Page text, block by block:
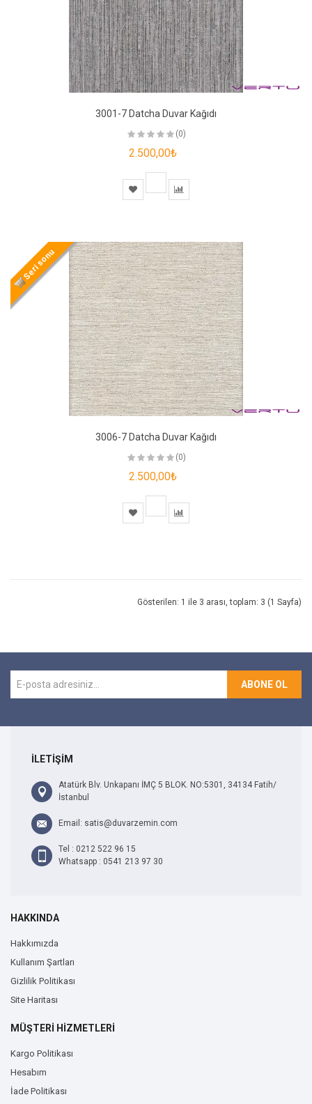
3001-7 Datcha Duvar Kağıdı
(0)
2.500,00₺
Seri sonu
3006-7 Datcha Duvar Kağıdı
(0)
2.500,00₺
Gösterilen: 1 ile 3 arası, toplam: 3 (1 Sayfa)
ABONE OL
İLETİŞİM
Atatürk Blv. Unkapanı İMÇ 5 BLOK. NO:5301, 34134 Fatih/
İstanbul
Email: satis@duvarzemin.com
Tel : 0212 522 96 15
Whatsapp : 0541 213 97 30
HAKKINDA
Hakkımızda
Kullanım Şartları
Gizlilik Politikası
Site Haritası
MÜŞTERİ HİZMETLERİ
Kargo Politikası
Hesabım
İade Politikası